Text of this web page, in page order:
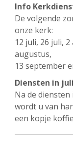
Info
De volgende
onze kerk:
12 juli, 26 juli,
augustus,
13 september
Diensten in
Na de
wordt u van
een kopje